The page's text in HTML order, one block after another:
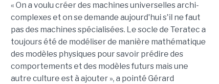
« On a voulu créer des machines universelles archi-
complexes et on se demande aujourd'hui s'il ne faut
pas des machines spécialisées. Le socle de Teratec a
toujours été de modéliser de manière mathématique
des modèles physiques pour savoir prédire des
comportements et des modèles futurs mais une
autre culture est à ajouter », a pointé Gérard